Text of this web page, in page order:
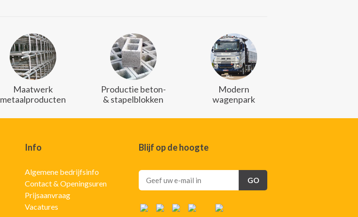
Maatwerk
metaalproducten
Productie beton-
& stapelblokken
Modern
wagenpark
Info
Algemene bedrijfsinfo
Contact & Openingsuren
Prijsaanvraag
Vacatures
Blijf op de hoogte